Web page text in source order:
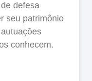
defesa
seu patrimônio
conhecem.